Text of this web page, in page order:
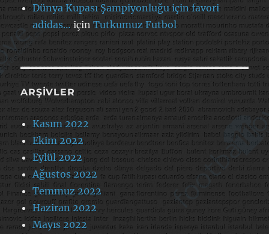
Dünya Kupası Şampiyonluğu için favori
adidas…içinTutkumuz Futbol
ARŞIVLER
Kasım 2022
Ekim 2022
Eylül 2022
Ağustos 2022
Temmuz 2022
Haziran 2022
Mayıs 2022